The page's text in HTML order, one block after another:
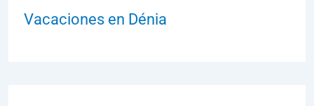
Vacaciones en Dénia